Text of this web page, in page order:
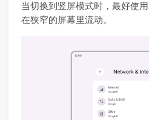
当切换到竖屏模式时，最好使
在狭窄的屏幕里流动。